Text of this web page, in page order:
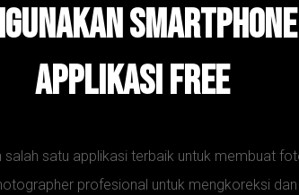
applikasi Free
satu applikasi terbaik untuk membuat
profesional untuk mengkoreksi